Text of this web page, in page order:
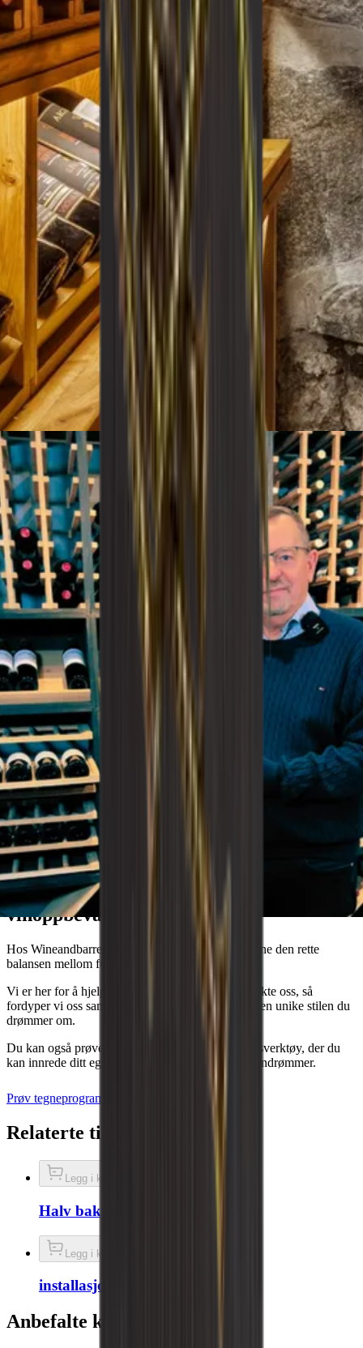
Wineandbarrels rådgiver
Drømmer du om den perfekte
vinoppbevaringsløsningen?
Hos Wineandbarrels forstår vi viktigheten av å finne den rette
balansen mellom funksjonalitet og estetikk.
Vi er her for å hjelpe deg, så ikke nøl med å kontakte oss, så
fordyper vi oss sammen i dine ønsker, behov og den unike stilen du
drømmer om.
Du kan også prøve deg frem med vårt innredningsverktøy, der du
kan innrede ditt eget vinrom og visualisere dine vindrømmer.
Prøv tegneprogrammet
Relaterte tilbehør
Legg i kurven
Halv bakplate - Røkt eik
Legg i kurven
installasjonsskruer
Anbefalte kategorier